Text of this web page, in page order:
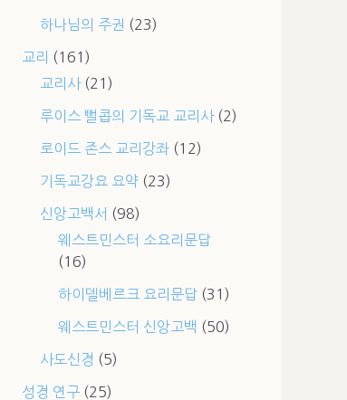
하나님의 주권 (23)
교리 (161)
교리사(21)
루이스 뻘콥의 기독교 교리사(2)
로이드 존스 교리강좌(12)
기독교강요 요약(23)
신앙고백서 (98)
웨스트민스터 소요리문답
(16)
하이델베르크 요리문답(31)
웨스트민스터 신앙고백 (50)
사도신경 (5)
성경 연구(25)